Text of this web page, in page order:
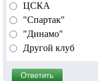
ЦСКА
"Спартак"
"Динамо"
Другой клуб